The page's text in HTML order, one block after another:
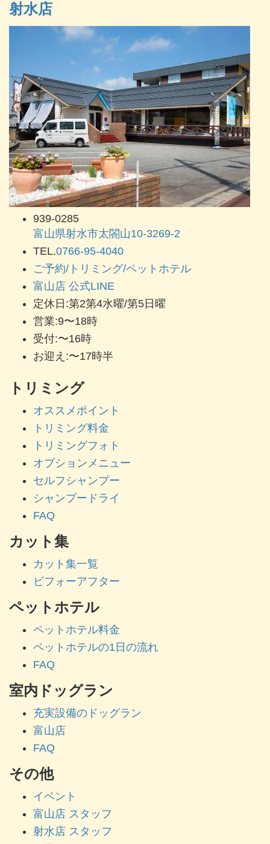
射水店
939-0285
富山県射水市太閤山10-3269-2
TEL.0766-95-4040
ご予約/トリミング/ペットホテル
富山店 公式LINE
定休日:第2第4水曜/第5日曜
営業:9〜18時
受付:〜16時
お迎え:〜17時半
トリミング
オススメポイント
トリミング料金
トリミングフォト
オプションメニュー
セルフシャンプー
シャンプードライ
FAQ
カット集
カット集一覧
ビフォーアフター
ペットホテル
ペットホテル料金
ペットホテルの1日の流れ
FAQ
室内ドッグラン
充実設備のドッグラン
富山店
FAQ
その他
イベント
富山店 スタッフ
射水店 スタッフ